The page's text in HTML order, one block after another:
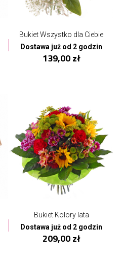
Bukiet Wszystko dla Ciebie
Dostawa już od 2 godzin
139,00 zł
Bukiet Kolory lata
Dostawa już od 2 godzin
209,00 zł